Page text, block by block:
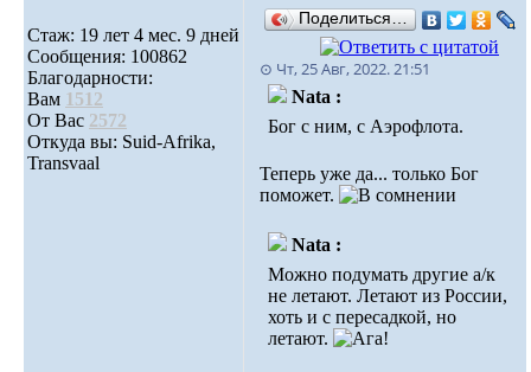
Стаж: 19 лет 4 мес. 9 дней
Сообщения: 100862
Благодарности:
Вам 1512
От Вас 2572
Откуда вы: Suid-Afrika,
Transvaal
Поделиться…
⊙ Чт, 25 Авг, 2022. 21:51
Nata :
Бог с ним, с Аэрофлота.
Теперь уже да... только Бог
поможет.
Nata :
Можно подумать другие а/к
не летают. Летают из России,
хоть и с пересадкой, но
летают.